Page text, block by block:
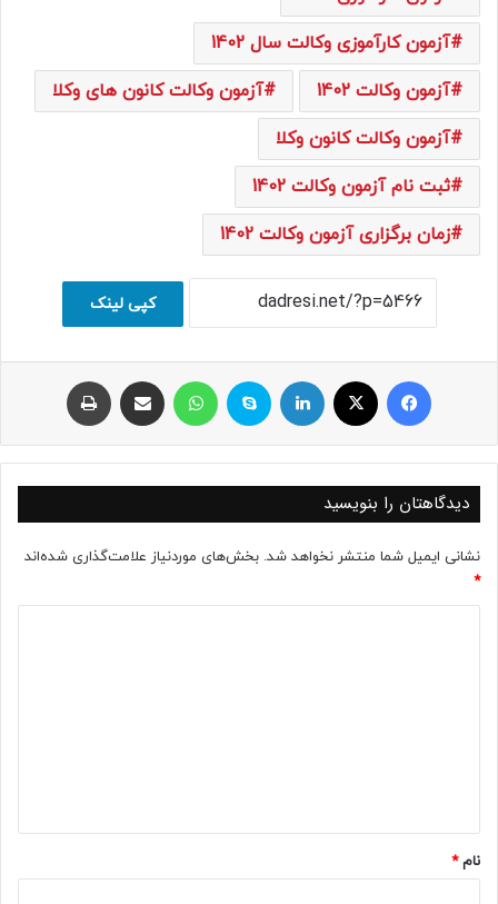
آزمون کارآموزی وکالت سال 1402
آزمون وکالت 1402
آزمون وکالت کانون های وکلا
آزمون وکالت کانون وکلا
ثبت نام آزمون وکالت 1402
زمان برگزاری آزمون وکالت 1402
کپی لینک
فیسبوک ایکس لینکداین اسکایپ واتس آپ اشتراک با ایمیل
دیدگاهتان را بنویسید
نشانی ایمیل شما منتشر نخواهد شد. بخش‌های موردنیاز علامت‌گذاری شده‌اند
*
نام*